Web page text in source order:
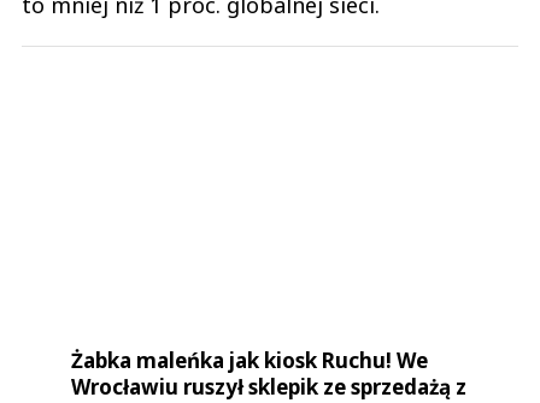
Żabka maleńka jak kiosk Ruchu! We
Wrocławiu ruszył sklepik ze sprzedażą z